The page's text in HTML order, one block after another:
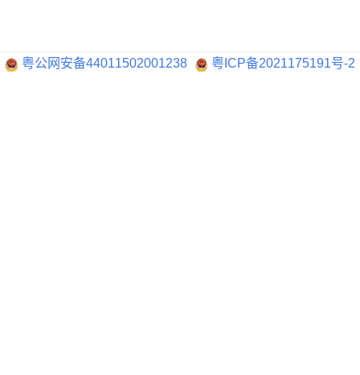
粤公网安备44011502001238 粤ICP备2021175191号-2